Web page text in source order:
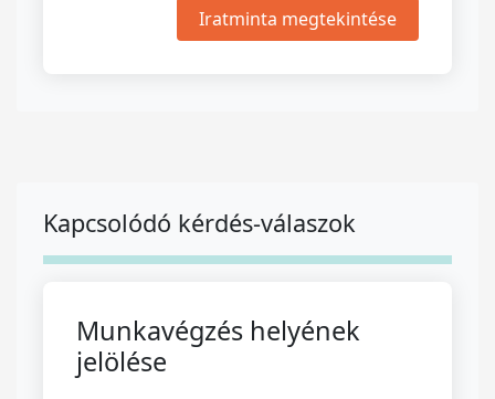
Iratminta megtekintése
Kapcsolódó kérdés-válaszok
Munkavégzés helyének
jelölése